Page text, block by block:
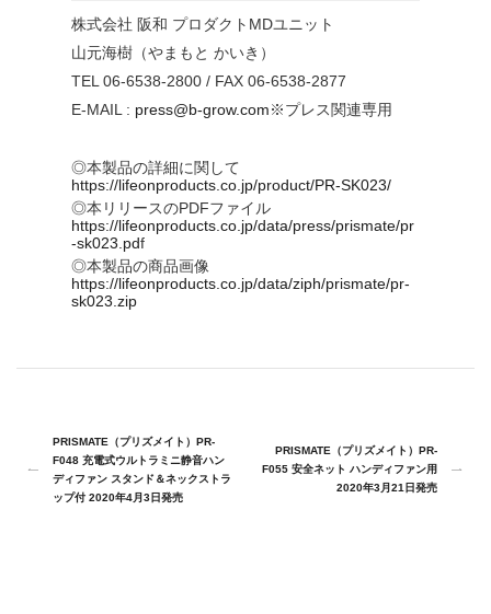
株式会社 阪和 プロダクトMDユニット
山元海樹（やまもと かいき）
TEL 06-6538-2800 / FAX 06-6538-2877
E-MAIL : press@b-grow.com※プレス関連専用
◎本製品の詳細に関して
https://lifeonproducts.co.jp/product/PR-SK023/
◎本リリースのPDFファイル
https://lifeonproducts.co.jp/data/press/prismate/pr
-sk023.pdf
◎本製品の商品画像
https://lifeonproducts.co.jp/data/ziph/prismate/pr-
sk023.zip
PRISMATE（プリズメイト）PR-
F048 充電式ウルトラミニ静音ハン
ディファン スタンド＆ネックストラ
ップ付 2020年4月3日発売
PRISMATE（プリズメイト）PR-
F055 安全ネット ハンディファン用
2020年3月21日発売